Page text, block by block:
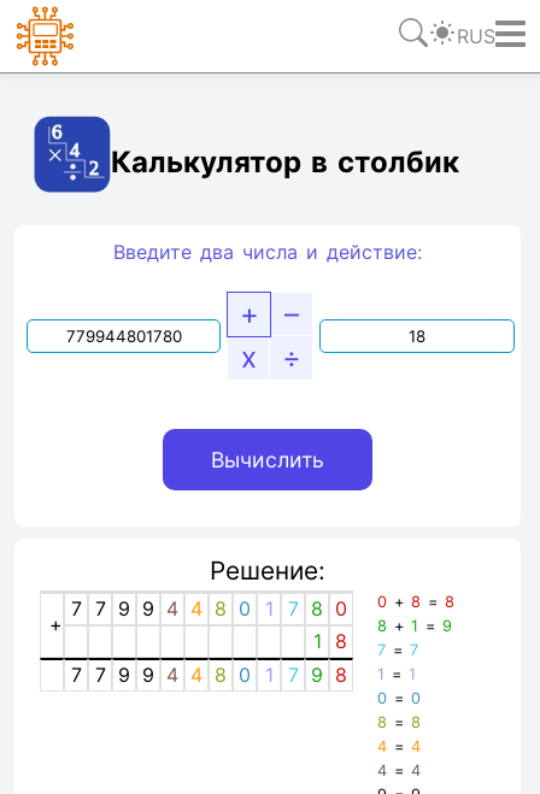
RUS
Калькулятор в столбик
Введите два числа и действие:
+
–
x
÷
Решение:
+
7 7 9 9 4 4 8 0 1 7 8 0
1
8
7 7 9 9 4 4 8 0 1 7 9 8
0 +8 =8
8 +1 =9
7 =7
1 = 1
0 =0
8 =8
4 =4
4 =4